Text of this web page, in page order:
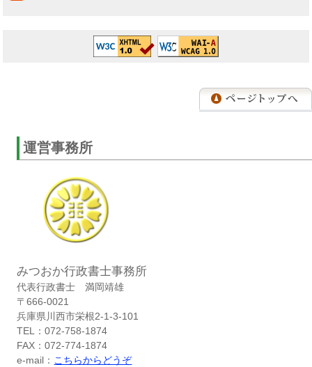
運営事務所
みつおか行政書士事務所
代表行政書士 満岡靖雄
〒666-0021
兵庫県川西市栄根2-1-3-101
TEL：072-758-1874
FAX：072-774-1874
e-mail： こちらからどうぞ